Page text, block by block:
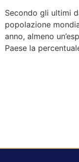
Secondo gli ultimi
popolazione
anno, almeno
Paese la